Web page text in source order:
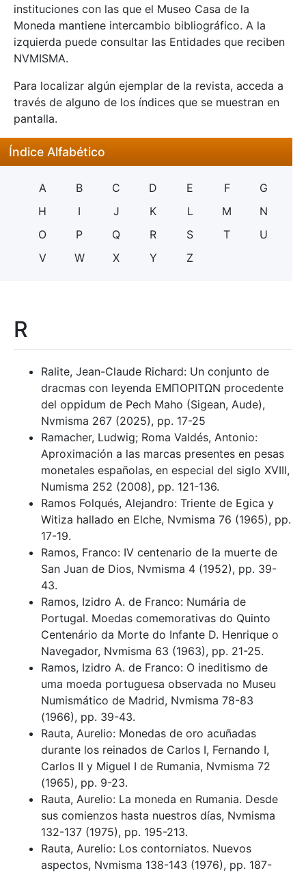
instituciones con las que el Museo Casa de la
Moneda mantiene intercambio bibliográfico. A la
izquierda puede consultar las Entidades que reciben
NVMISMA.
Para localizar algún ejemplar de la revista, acceda a
través de alguno de los índices que se muestran en
pantalla.
Índice Alfabético
A B C D E F
G
H
I J K L M
N
O
P Q R S T
U
V
W X Y Z
R
Ralite, Jean-Claude Richard: Un conjunto de
dracmas con leyenda EMΠOPITΩΝ procedente
del oppidum de Pech Maho (Sigean, Aude),
Nvmisma 267 (2025), pp. 17-25
Ramacher, Ludwig; Roma Valdés, Antonio:
Aproximación a las marcas presentes en pesas
monetales españolas, en especial del siglo XVIII,
Numisma 252 (2008), pp. 121-136.
Ramos Folqués, Alejandro: Triente de Egica y
Witiza hallado en Elche, Nvmisma 76 (1965), pp.
17-19.
Ramos, Franco: IV centenario de la muerte de
San Juan de Dios, Nvmisma 4 (1952), pp. 39-
43.
Ramos, Izidro A. de Franco: Numária de
Portugal. Moedas comemorativas do Quinto
Centenário da Morte do Infante D. Henrique o
Navegador, Nvmisma 63 (1963), pp. 21-25.
Ramos, Izidro A. de Franco: O ineditismo de
uma moeda portuguesa observada no Museu
Numismático de Madrid, Nvmisma 78-83
(1966), pp. 39-43.
Rauta, Aurelio: Monedas de oro acuñadas
durante los reinados de Carlos I, Fernando I,
Carlos II y Miguel I de Rumania, Nvmisma 72
(1965), pp. 9-23.
Rauta, Aurelio: La moneda en Rumania. Desde
sus comienzos hasta nuestros días, Nvmisma
132-137 (1975), pp. 195-213.
Rauta, Aurelio: Los contorniatos. Nuevos
aspectos, Nvmisma 138-143 (1976), pp. 187-